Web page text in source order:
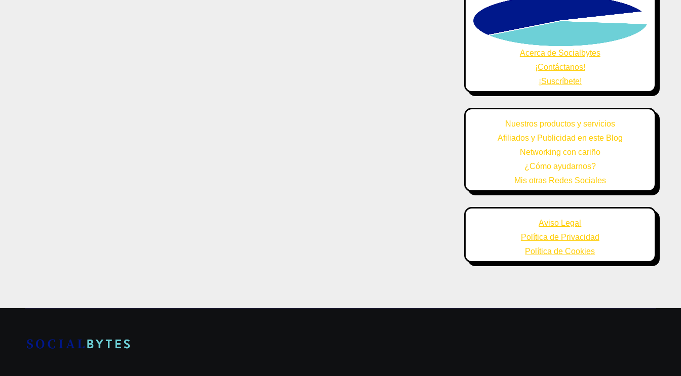
Acerca de Socialbytes
¡Contáctanos!
¡Suscríbete!
Nuestros productos y servicios
Afiliados y Publicidad en este Blog
Networking con cariño
¿Cómo ayudarnos?
Mis otras Redes Sociales
Aviso Legal
Política de Privacidad
Política de Cookies